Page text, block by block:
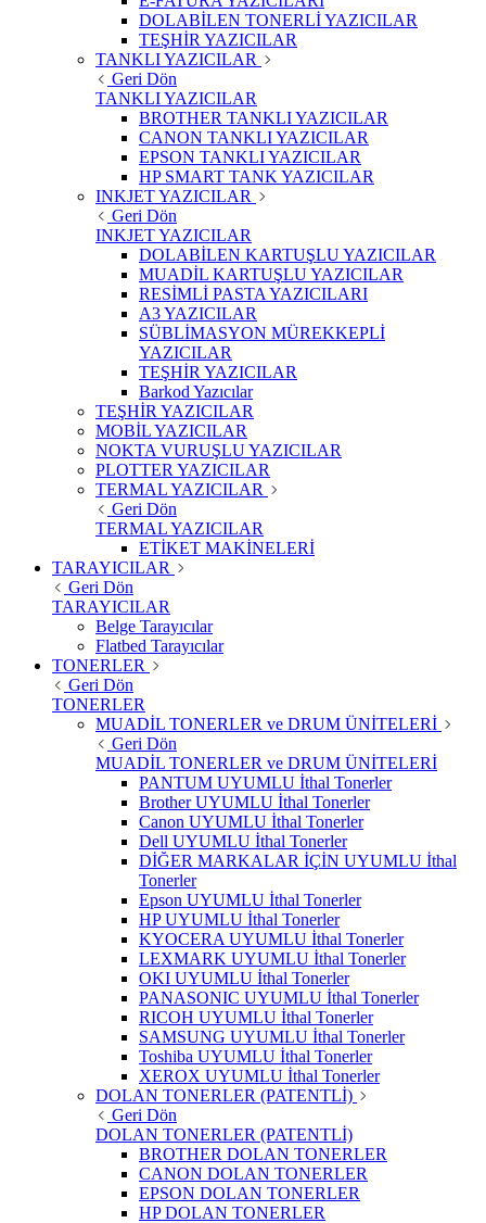
DOLABİLEN TONERLİ YAZICILAR
TEŞHİR YAZICILAR
TANKLI YAZICILAR
Geri Dön
TANKLI YAZICILAR
BROTHER TANKLI YAZICILAR
CANON TANKLI YAZICILAR
EPSON TANKLI YAZICILAR
HP SMART TANK YAZICILAR
INKJET YAZICILAR
Geri Dön
INKJET YAZICILAR
DOLABİLEN KARTUŞLU YAZICILAR
MUADİL KARTUŞLU YAZICILAR
RESİMLİ PASTA YAZICILARI
A3 YAZICILAR
SÜBLİMASYON MÜREKKEPLİ
YAZICILAR
TEŞHİR YAZICILAR
Barkod Yazıcılar
TEŞHİR YAZICILAR
MOBİL YAZICILAR
NOKTA VURUŞLU YAZICILAR
PLOTTER YAZICILAR
TERMAL YAZICILAR
Geri Dön
TERMAL YAZICILAR
ETİKET MAKİNELERİ
TARAYICILAR
Geri Dön
TARAYICILAR
Belge Tarayıcılar
Flatbed Tarayıcılar
TONERLER
Geri Dön
TONERLER
MUADİL TONERLER ve DRUM ÜNİTELERİ
Geri Dön
MUADİL TONERLER ve DRUM ÜNİTELERİ
PANTUM UYUMLU İthal Tonerler
Brother UYUMLU İthal Tonerler
Canon UYUMLU İthal Tonerler
Dell UYUMLU İthal Tonerler
DİĞER MARKALAR İÇİN UYUMLU İthal
Tonerler
Epson UYUMLU İthal Tonerler
HP UYUMLU İthal Tonerler
KYOCERA UYUMLU İthal Tonerler
LEXMARK UYUMLU İthal Tonerler
OKI UYUMLU İthal Tonerler
PANASONIC UYUMLU İthal Tonerler
RICOH UYUMLU İthal Tonerler
SAMSUNG UYUMLU İthal Tonerler
Toshiba UYUMLU İthal Tonerler
XEROX UYUMLU İthal Tonerler
DOLAN TONERLER (PATENTLİ)
Geri Dön
DOLAN TONERLER (PATENTLİ)
BROTHER DOLAN TONERLER
CANON DOLAN TONERLER
EPSON DOLAN TONERLER
HP DOLAN TONERLER